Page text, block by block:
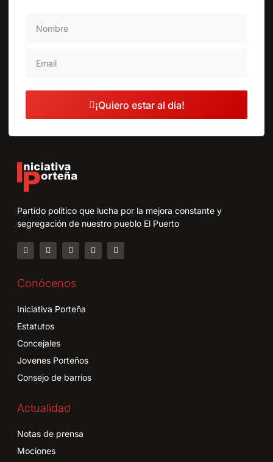
¡Quiero estar al día!
Partido político que lucha por la mejora constante y
segregación de nuestro pueblo El Puerto
Conócenos
Iniciativa Porteña
Estatutos
Concejales
Jovenes Porteños
Consejo de barrios
Actualidad
Notas de prensa
Mociones